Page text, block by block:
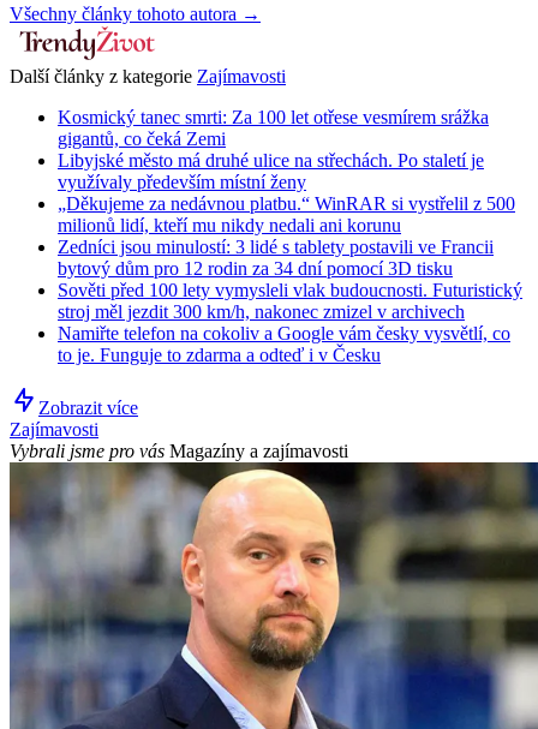
Všechny články tohoto autora →
Další články z kategorie Zajímavosti
Kosmický tanec smrti: Za 100 let otřese vesmírem srážka
gigantů, co čeká Zemi
Libyjské město má druhé ulice na střechách. Po staletí je
využívaly především místní ženy
„Děkujeme za nedávnou platbu.“ WinRAR si vystřelil z 500
milionů lidí, kteří mu nikdy nedali ani korunu
Zedníci jsou minulostí: 3 lidé s tablety postavili ve Francii
bytový dům pro 12 rodin za 34 dní pomocí 3D tisku
Sověti před 100 lety vymysleli vlak budoucnosti. Futuristický
stroj měl jezdit 300 km/h, nakonec zmizel v archivech
Namiřte telefon na cokoliv a Google vám česky vysvětlí, co
to je. Funguje to zdarma a odteď i v Česku
Zobrazit více
Zajímavosti
Vybrali jsme pro vás Magazíny a zajímavosti